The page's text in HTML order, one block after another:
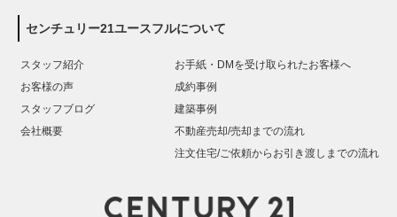
センチュリー21ユースフルについて
スタッフ紹介
お客様の声
スタッフブログ
会社概要
お手紙・DMを受け取られたお客様へ
成約事例
建築事例
不動産売却/売却までの流れ
注文住宅/ご依頼からお引き渡しまでの流れ